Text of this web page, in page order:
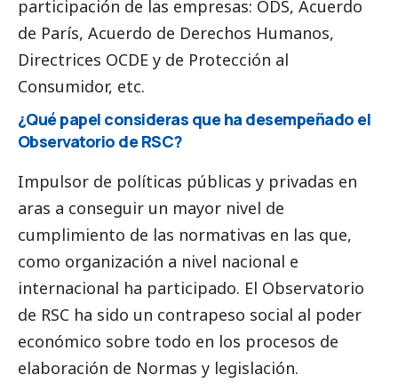
participación de las empresas: ODS, Acuerdo
de París, Acuerdo de Derechos Humanos,
Directrices OCDE y de Protección al
Consumidor, etc.
¿Qué papel consideras que ha desempeñado el
Observatorio de RSC?
Impulsor de políticas públicas y privadas en
aras a conseguir un mayor nivel de
cumplimiento de las normativas en las que,
como organización a nivel nacional e
internacional ha participado. El Observatorio
de RSC ha sido un contrapeso social al poder
económico sobre todo en los procesos de
elaboración de Normas y legislación.